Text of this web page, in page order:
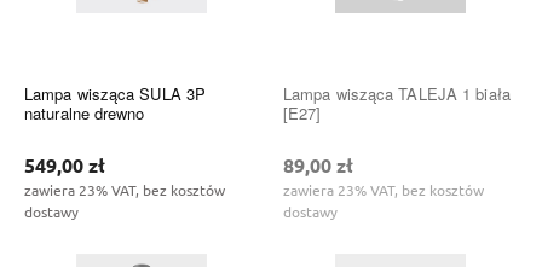
Lampa wisząca SULA 3P
naturalne drewno
549,00 zł
zawiera 23% VAT, bez kosztów
dostawy
Lampa wisząca TALEJA 1 biała
[E27]
89,00 zł
zawiera 23% VAT, bez kosztów
dostawy